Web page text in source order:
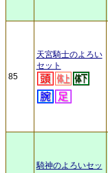
85
天宮騎士のよろい
セット
騎神のよろいセッ